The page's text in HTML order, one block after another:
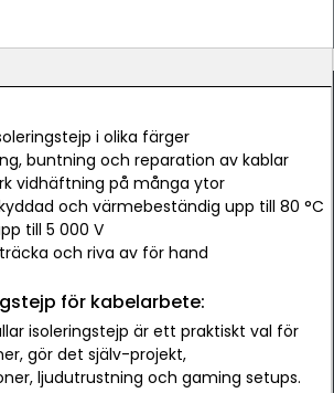
i olika färger
buntning och reparation av kablar
vidhäftning på många ytor
och värmebeständig upp till 80 °C
till 5 000 V
och riva av för hand
för kabelarbete:
isoleringstejp är ett praktiskt val för
gör det själv-projekt,
ljudutrustning och gaming setups.